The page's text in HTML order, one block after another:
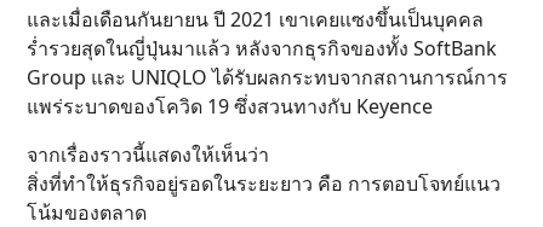
และเมื่อเดือนกันยายน ปี 2021 เขาเคยแซงขึ้นเป็นบุคคล
ร่ำรวยสุดในญี่ปุ่นมาแล้ว หลังจากธุรกิจของทั้ง SoftBank
Group และ UNIQLO ได้รับผลกระทบจากสถานการณ์การ
แพร่ระบาดของโควิด 19 ซึ่งสวนทางกับ Keyence
จากเรื่องราวนี้แสดงให้เห็นว่า
สิ่งที่ทำให้ธุรกิจอยู่รอดในระยะยาว คือ การตอบโจทย์แนว
โน้มของตลาด